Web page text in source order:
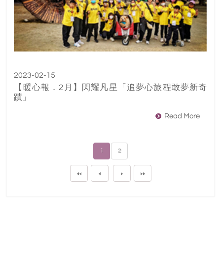
2023-02-15
【暖心報．2月】閃耀凡星「追夢心旅程敢夢新奇
蹟」
Read More
1 2